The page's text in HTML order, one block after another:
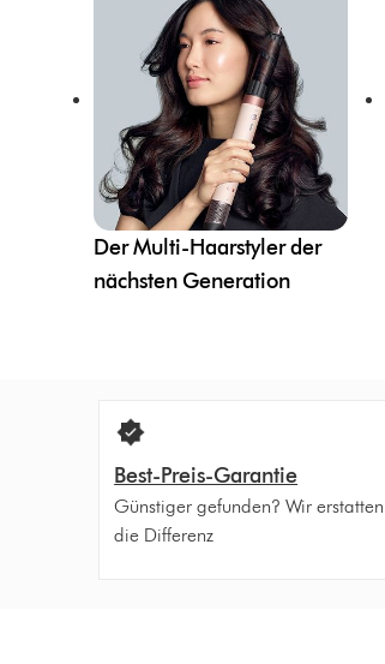
Der Multi-Haarstyler der
nächsten Generation
Best-Preis-Garantie
Günstiger gefunden? Wir erstatten
die Differenz